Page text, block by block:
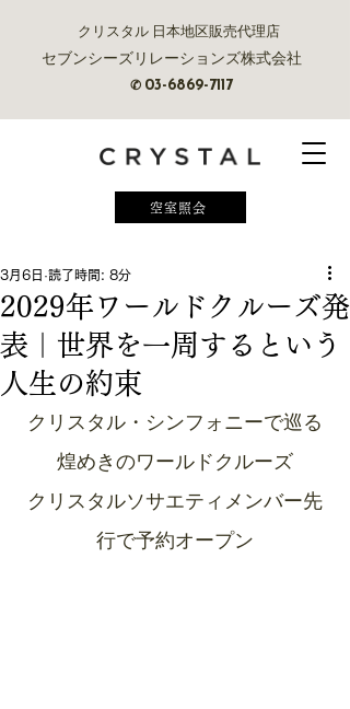
クリスタル 日本地区販売代理店
セブンシーズリレーションズ株式会社
✆ 03-6869-7117
空室照会
2029年ワールドクルーズ発
表｜世界を一周するという
人生の約束
3月6日 読了時間: 8分
クリスタル・シンフォニーで巡る
煌めきのワールドクルーズ
クリスタルソサエティメンバー先
行で予約オープン